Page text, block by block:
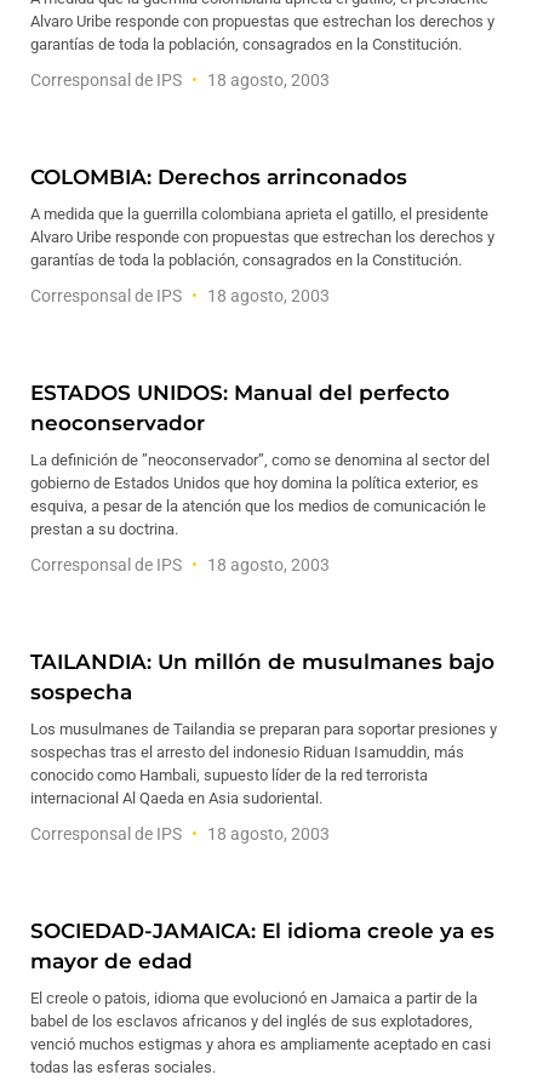
Alvaro Uribe responde con propuestas que estrechan los derechos y
garantías de toda la población, consagrados en la Constitución.
Corresponsal de IPS 18 agosto, 2003
COLOMBIA: Derechos arrinconados
A medida que la guerrilla colombiana aprieta el gatillo, el presidente
Alvaro Uribe responde con propuestas que estrechan los derechos y
garantías de toda la población, consagrados en la Constitución.
Corresponsal de IPS 18 agosto, 2003
ESTADOS UNIDOS: Manual del perfecto
neoconservador
La definición de ”neoconservador”, como se denomina al sector del
gobierno de Estados Unidos que hoy domina la política exterior, es
esquiva, a pesar de la atención que los medios de comunicación le
prestan a su doctrina.
Corresponsal de IPS 18 agosto, 2003
TAILANDIA: Un millón de musulmanes bajo
sospecha
Los musulmanes de Tailandia se preparan para soportar presiones y
sospechas tras el arresto del indonesio Riduan Isamuddin, más
conocido como Hambali, supuesto líder de la red terrorista
internacional Al Qaeda en Asia sudoriental.
Corresponsal de IPS 18 agosto, 2003
SOCIEDAD-JAMAICA: El idioma creole ya es
mayor de edad
El creole o patois, idioma que evolucionó en Jamaica a partir de la
babel de los esclavos africanos y del inglés de sus explotadores,
venció muchos estigmas y ahora es ampliamente aceptado en casi
todas las esferas sociales.